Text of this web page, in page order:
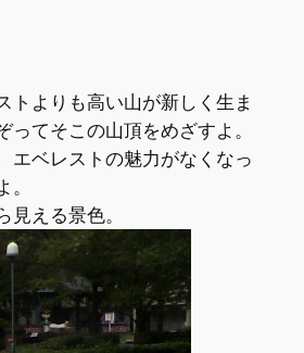
トよりも高い山が新しく生ま
ってそこの山頂をめざすよ。
エベレストの魅力がなくなっ
見える景色。